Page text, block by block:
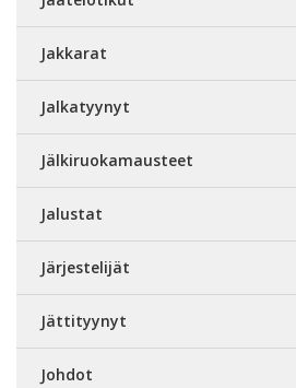
Jakkarat
Jalkatyynyt
Jälkiruokamausteet
Jalustat
Järjestelijät
Jättityynyt
Johdot